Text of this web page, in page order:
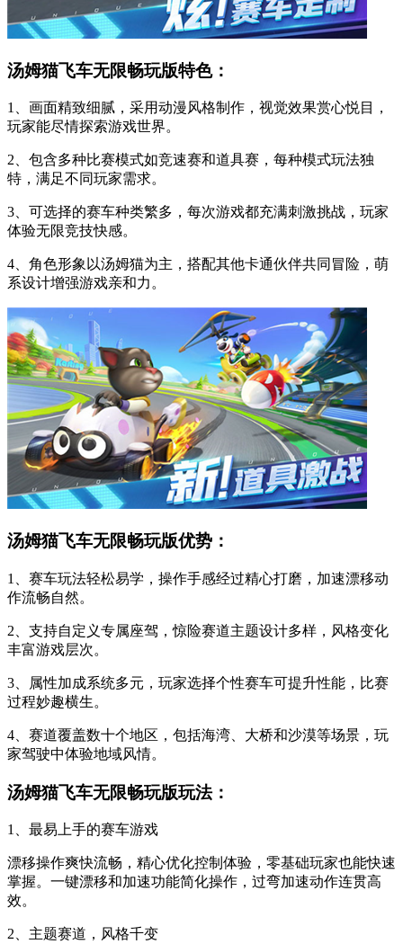
汤姆猫飞车无限畅玩版特色：
1、画面精致细腻，采用动漫风格制作，视觉效果赏心悦目，
玩家能尽情探索游戏世界。
2、包含多种比赛模式如竞速赛和道具赛，每种模式玩法独
特，满足不同玩家需求。
3、可选择的赛车种类繁多，每次游戏都充满刺激挑战，玩家
体验无限竞技快感。
4、角色形象以汤姆猫为主，搭配其他卡通伙伴共同冒险，萌
系设计增强游戏亲和力。
汤姆猫飞车无限畅玩版优势：
1、赛车玩法轻松易学，操作手感经过精心打磨，加速漂移动
作流畅自然。
2、支持自定义专属座驾，惊险赛道主题设计多样，风格变化
丰富游戏层次。
3、属性加成系统多元，玩家选择个性赛车可提升性能，比赛
过程妙趣横生。
4、赛道覆盖数十个地区，包括海湾、大桥和沙漠等场景，玩
家驾驶中体验地域风情。
汤姆猫飞车无限畅玩版玩法：
1、最易上手的赛车游戏
漂移操作爽快流畅，精心优化控制体验，零基础玩家也能快速
掌握。一键漂移和加速功能简化操作，过弯加速动作连贯高
效。
2、主题赛道，风格千变